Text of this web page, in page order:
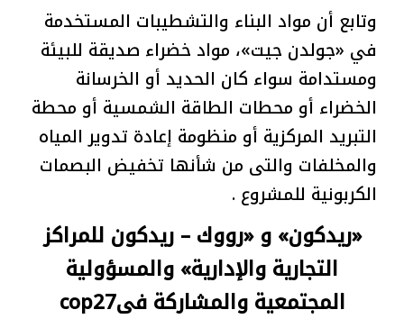
وتابع أن مواد البناء والتشطيبات المستخدمة
في «جولدن جيت»، مواد خضراء صديقة للبيئة
ومستدامة سواء كان الحديد أو الخرسانة
الخضراء أو محطات الطاقة الشمسية أو محطة
التبريد المركزية أو منظومة إعادة تدوير المياه
والمخلفات والتى من شأنها تخفيض البصمات
الكربونية للمشروع .
«ريدكون» و «رووك – ريدكون للمراكز
التجارية والإدارية» والمسؤولية
المجتمعية والمشاركة فىcop27